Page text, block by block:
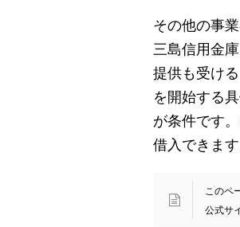
その他の事
三島信用金
提供も受け
を開始する
が条件です
借入できます
このペ
公式サ